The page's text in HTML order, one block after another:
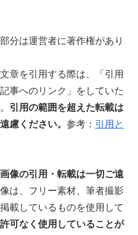
分は運営者に著作権があり
章を引用する際は、「引用
事へのリンク」をしていた
引用の範囲を超えた転載は
慮ください。 参考： 引用と
画像の引用・転載は一切ご遠
は、フリー素材、筆者撮影
載しているものを使用して
可なく使用していることが